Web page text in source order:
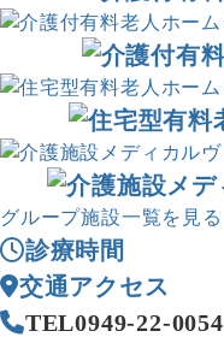
グループ施設一覧を見る
診療時間
交通アクセス
TEL0949-22-0054